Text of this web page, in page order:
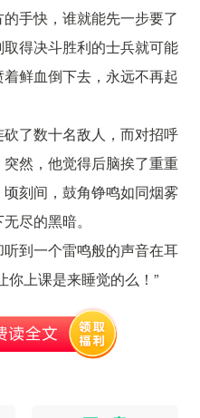
手快，谁就能先一步要了
得决斗胜利的士兵就可能
鲜血倒下去，永远不再起
了数十名敌人，而对招呼
然，他觉得后脑挨了重重
刻间，鼓角铮鸣如同烟雾
尽的黑暗。
到一个雷鸣般的声音在耳
你上课是来睡觉的么！”